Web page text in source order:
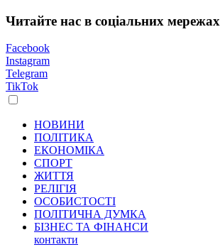
Читайте нас в соціальних мережах
Facebook
Instagram
Telegram
TikTok
НОВИНИ
ПОЛІТИКА
ЕКОНОМІКА
СПОРТ
ЖИТТЯ
РЕЛІГІЯ
ОСОБИСТОСТІ
ПОЛІТИЧНА ДУМКА
БІЗНЕС ТА ФІНАНСИ
контакти